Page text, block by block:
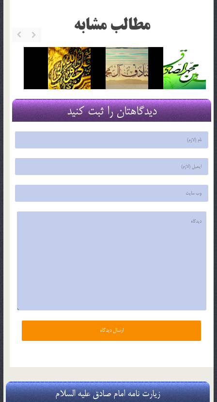
مطالب مشابه
دیدگاهتان را ثبت کنید
زیارت نامه امام صادق علیه السلام